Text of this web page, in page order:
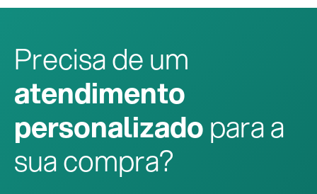
Precisa de um
atendimento
personalizadopara a
sua compra?